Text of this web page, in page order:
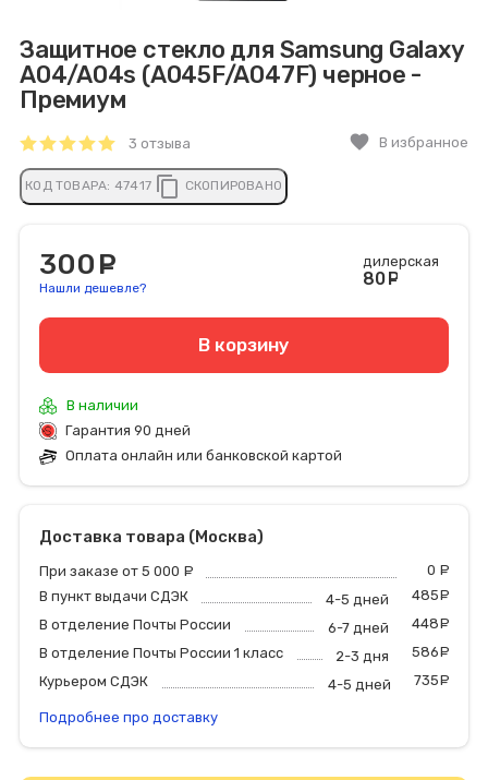
Защитное стекло для Samsung Galaxy
A04/A04s (A045F/A047F) черное -
Премиум
3 отзыва favorite В избранное
КОД ТОВАРА: 47417 content_copy СКОПИРОВАНО
300
Нашли дешевле?
дилерская
80
В корзину
В наличии
Гарантия 90 дней
Оплата онлайн или банковской картой
Доставка товара (Москва)
При заказе от 5 000 0
В пункт выдачи СДЭК
4-5 дней 485
В отделение Почты России
6-7 дней 448
В отделение Почты России 1 класс
2-3 дня 586
Курьером СДЭК
4-5 дней 735
Подробнее про доставку